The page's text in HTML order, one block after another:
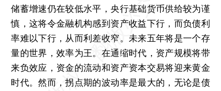
储蓄增速仍在较低水平，央行基础货币供给较为谨
慎，这将令金融机构感到资产收益下行，而负债利
率难以下行，从而利差收窄。未来五年将是一个存
量的世界，效率为王。在通缩时代，资产规模将带
来负效应，资金的流动和资产资本交易将迎来黄金
时代。然而，拐点期的波动率是最大的，无论是债